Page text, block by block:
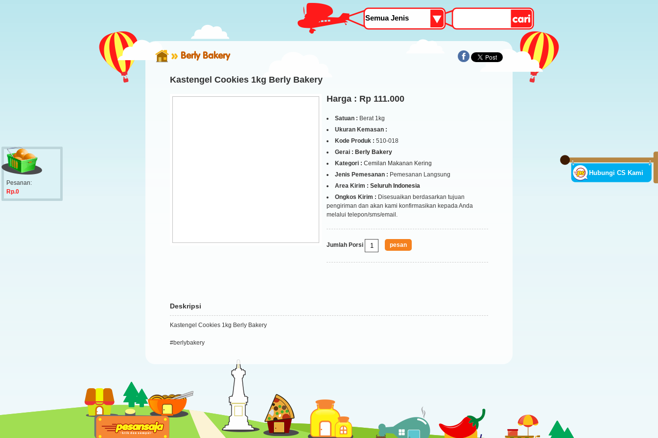
Hubungi CS Kami
Pesanan:
Rp.0
Berly Bakery
Kastengel Cookies 1kg Berly Bakery
Harga : Rp 111.000
Satuan : Berat 1kg
Ukuran Kemasan :
Kode Produk : 510-018
Gerai : Berly Bakery
Kategori : Cemilan Makanan Kering
Jenis Pemesanan : Pemesanan Langsung
Area Kirim : Seluruh Indonesia
Ongkos Kirim : Disesuaikan berdasarkan tujuan
pengiriman dan akan kami konfirmasikan kepada Anda
melalui telepon/sms/email.
Jumlah Porsi
Deskripsi
Kastengel Cookies 1kg Berly Bakery
#berlybakery